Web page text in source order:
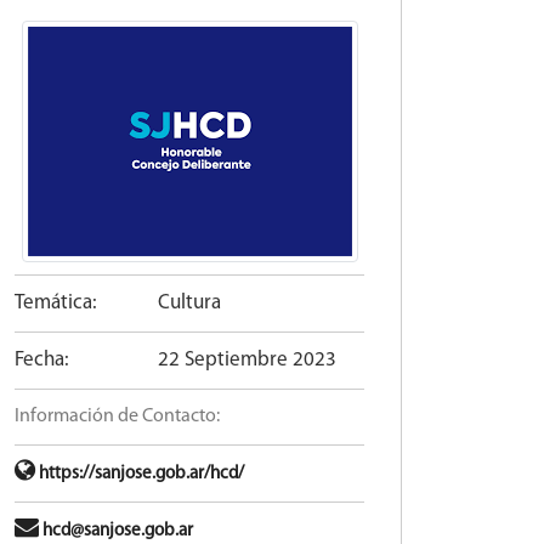
Temática: Cultura
Fecha: 22 Septiembre 2023
Información de Contacto:
https://sanjose.gob.ar/hcd/
hcd@sanjose.gob.ar